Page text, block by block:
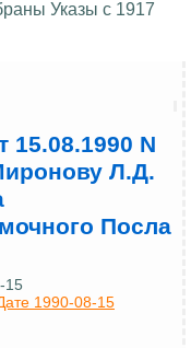
Указы с 1917
15.08.1990 N
Л.Д.
Посла
15
1990-08-15